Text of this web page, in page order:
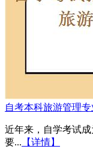
自考本科旅游管理专
近年来，自学考试
要... 【详情】